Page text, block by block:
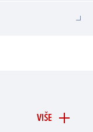
VIŠE